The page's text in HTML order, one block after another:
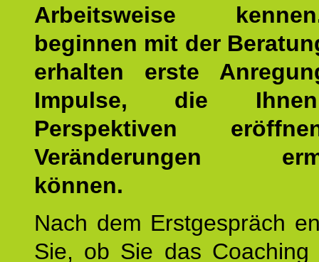
Arbeitsweise
beginnen mit der
erhalten erste
Impulse, die
Perspektiven
Veränderungen
können.
Nach dem Erstgespräch
Sie, ob Sie das Coaching